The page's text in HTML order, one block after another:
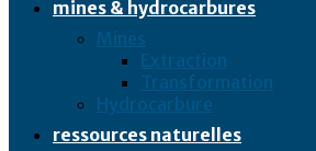
mines & hydrocarbures
Mines
Extraction
Transformation
Hydrocarbure
ressources naturelles